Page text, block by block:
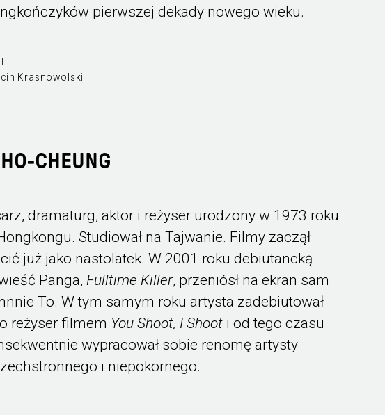
pierwszej dekady nowego wieku.
Krasnowolski
CHEUNG
dramaturg, aktor i reżyser urodzony w 1973 roku
Studiował na Tajwanie. Filmy zaczął
już jako nastolatek. W 2001 roku debiutancką
Panga,Fulltime Killer, przeniósł na ekran sam
To. W tym samym roku artysta zadebiutował
reżyser filmem You Shoot, I Shoot i od tego czasu
wypracował sobie renomę artysty
i niepokornego.